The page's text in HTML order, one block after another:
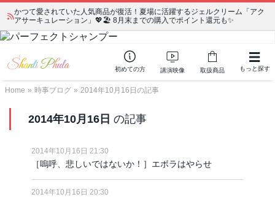
かつて愛されていた人気商品が復活！夏場に活躍するジェルクリーム「アク
アサーキュレーション」💖🏖️ 8月末までの購入でポイント還元も✨
初めての方 講演映像 取扱商品 もっと探す
Home » 時事ブログ » 2014年10月16日の記事
2014年10月16日 の記事
2014年10月16日 21:30
［嗚呼、悲しいではないか！］エボラはやらせ
2014年10月16日 20:30